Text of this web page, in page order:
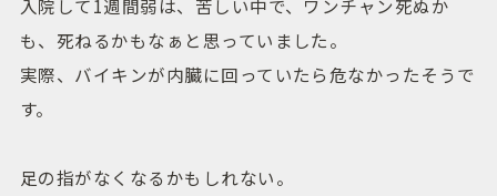
入院して1週間弱は、苦しい中で、ワンチャン死ぬか
も、死ねるかもなぁと思っていました。
実際、バイキンが内臓に回っていたら危なかったそうで
す。
足の指がなくなるかもしれない。